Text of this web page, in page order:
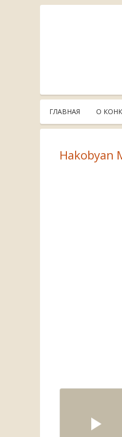
ГЛАВНАЯ О
Hakobyan